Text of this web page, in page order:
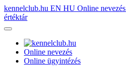
kennelclub.hu EN HU Online nevezés
értéktár
Online nevezés
Online ügyintézés